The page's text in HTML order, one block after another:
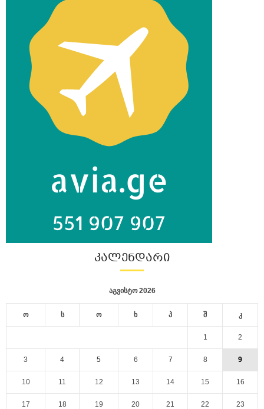
ᲙᲐᲚᲔᲜᲓᲐᲠᲘ
აგვისტო 2026
ო ს ო ხ პ შ კ
1 2
3 4 5 6 7 8 9
10 11 12 13 14 15 16
17 18 19 20 21 22 23